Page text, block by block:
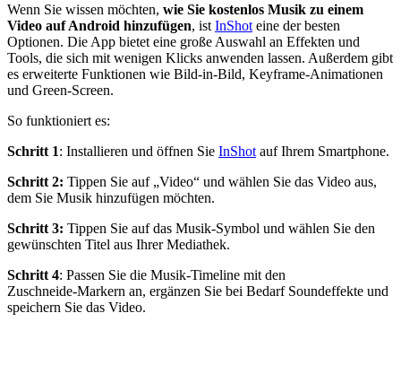
Wenn Sie wissen möchten, wie Sie kostenlos Musik zu einem
Video auf Android hinzufügen, ist InShot eine der besten
Optionen. Die App bietet eine große Auswahl an Effekten und
Tools, die sich mit wenigen Klicks anwenden lassen. Außerdem gibt
es erweiterte Funktionen wie Bild‑in‑Bild, Keyframe‑Animationen
und Green‑Screen.
So funktioniert es:
Schritt 1: Installieren und öffnen Sie InShot auf Ihrem Smartphone.
Schritt 2: Tippen Sie auf „Video“ und wählen Sie das Video aus,
dem Sie Musik hinzufügen möchten.
Schritt 3: Tippen Sie auf das Musik‑Symbol und wählen Sie den
gewünschten Titel aus Ihrer Mediathek.
Schritt 4: Passen Sie die Musik‑Timeline mit den
Zuschneide‑Markern an, ergänzen Sie bei Bedarf Soundeffekte und
speichern Sie das Video.